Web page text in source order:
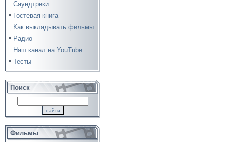
Саундтреки
Гостевая книга
Как выкладывать фильмы
Радио
Наш канал на YouTube
Тесты
Поиск
Фильмы